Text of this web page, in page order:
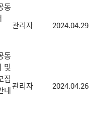
동
관리자 2024.04.29
동
및
집
내관리자 2024.04.26